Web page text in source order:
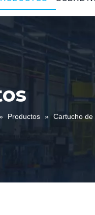
Productos » Cartucho de